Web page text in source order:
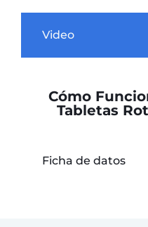
Video
Cómo
Tabletas
Ficha de datos